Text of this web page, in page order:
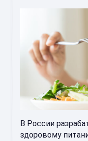
В России
здоровому